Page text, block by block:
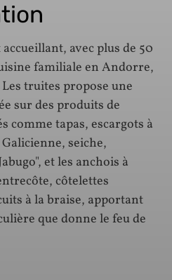
avec plus de 50
familiale en Andorre,
truites propose une
sur des produits de
comme tapas, escargots à
seiche,
et les anchois à
côtelettes
à la braise, apportant
que donne le feu de